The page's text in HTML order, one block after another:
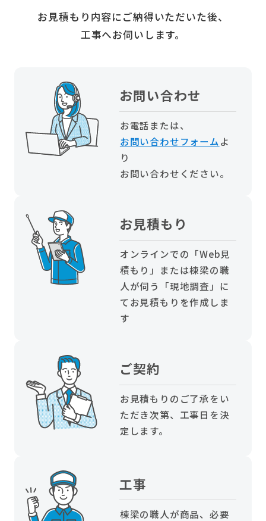
お見積もり内容にご納得いただいた後、
工事へお伺いします。
お問い合わせ
お電話または、
お問い合わせフォーム よ
り
お問い合わせください。
お見積もり
オンラインでの「Web見
積もり」または棟梁の職
人が伺う「現地調査」に
てお見積もりを作成しま
す
ご契約
お見積もりのご了承をい
ただき次第、工事日を決
定します。
工事
棟梁の職人が商品、必要